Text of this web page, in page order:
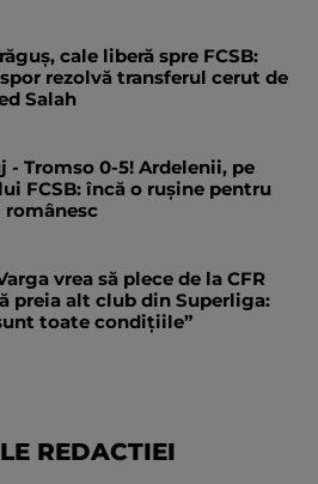
cale liberă spre FCSB:
rezolvă transferul cerut de
Salah
- Tromso 0-5! Ardelenii, pe
FCSB: încă o rușine pentru
vrea să plece de la CFR
preia alt club din Superliga:
toate condițiile”
REDACTIEI